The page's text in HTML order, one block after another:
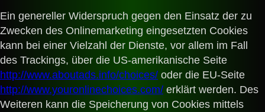
Ein genereller Widerspruch gegen den Einsatz der zu
Zwecken des Onlinemarketing eingesetzten Cookies
kann bei einer Vielzahl der Dienste, vor allem im Fall
des Trackings, über die US-amerikanische Seite
http://www.aboutads.info/choices/ oder die EU-Seite
http://www.youronlinechoices.com/ erklärt werden. Des
Weiteren kann die Speicherung von Cookies mittels